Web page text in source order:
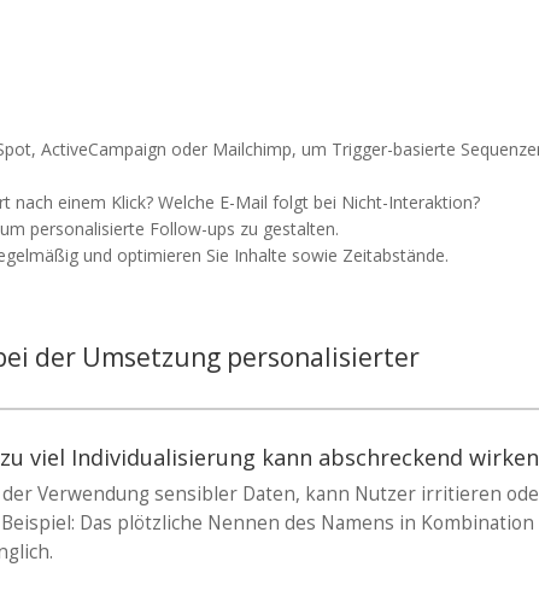
ActiveCampaign oder Mailchimp, um Trigger-basierte
nach einem Klick? Welche E-Mail folgt bei Nicht-Interaktion?
personalisierte Follow-ups zu gestalten.
und optimieren Sie Inhalte sowie Zeitabstände.
der Umsetzung personalisierter
viel Individualisierung kann abschreckend wirken
Verwendung sensibler Daten, kann Nutzer irritieren
Das plötzliche Nennen des Namens in